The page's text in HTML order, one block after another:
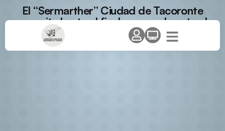
El “Sermarther” Ciudad de Tacoronte
compite hasta el final pero cede ante el
Balonmano Ingenio (29-32)